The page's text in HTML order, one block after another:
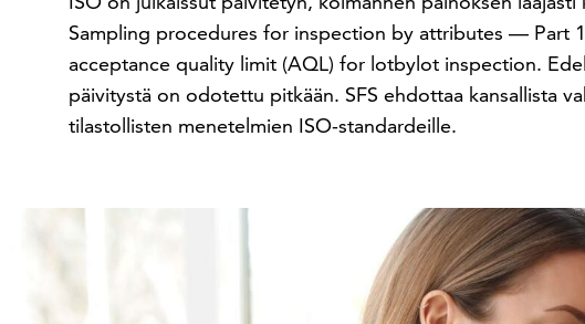
Sampling procedures for inspection by attributes — Part
acceptance quality limit (AQL) for lotbylot inspection.
päivitystä on odotettu pitkään. SFS ehdottaa kansallista
tilastollisten menetelmien ISO-standardeille.